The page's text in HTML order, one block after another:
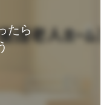
たら